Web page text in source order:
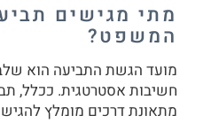
מתי מגישים
המשפט?
מועד הגשת התביעה הוא
חשיבות אסטרטגית. ככלל,
מתאונת דרכים מומלץ